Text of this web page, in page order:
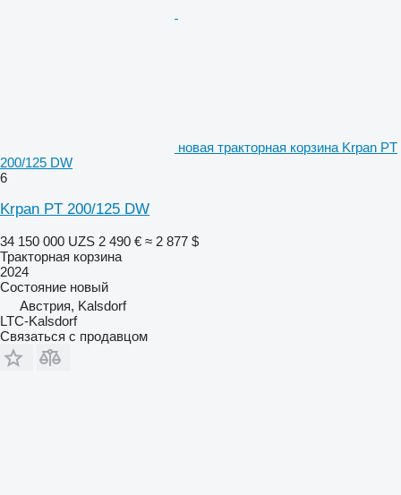
новая тракторная корзина Krpan PT
200/125 DW
6
Krpan PT 200/125 DW
34 150 000 UZS 2 490 € ≈ 2 877 $
Тракторная корзина
2024
Состояние новый
Австрия, Kalsdorf
LTC-Kalsdorf
Связаться с продавцом